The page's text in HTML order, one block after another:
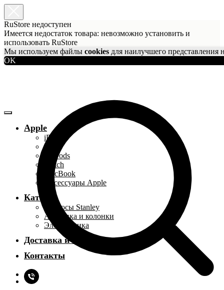
RuStore недоступен
Имеется недостаток товара: невозможно установить и
использовать RuStore
Мы используем файлы cookies для наилучшего представления
OK
Apple
iPhone
iPad
AirPods
Watch
MacBook
Аксессуары Apple
Каталог
Термосы Stanley
Акустика и колонки
Электроника
Доставка и оплата
Контакты